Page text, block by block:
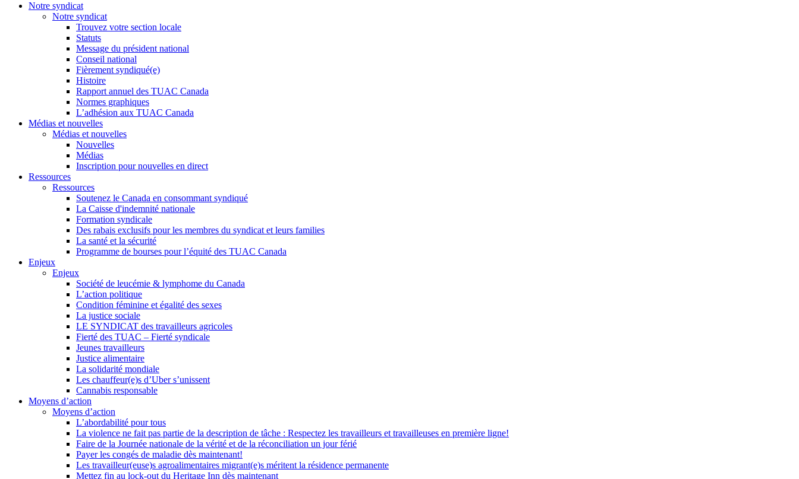
Notre syndicat
Notre syndicat
Trouvez votre section locale
Statuts
Message du président national
Conseil national
Fièrement syndiqué(e)
Histoire
Rapport annuel des TUAC Canada
Normes graphiques
L’adhésion aux TUAC Canada
Médias et nouvelles
Médias et nouvelles
Nouvelles
Médias
Inscription pour nouvelles en direct
Ressources
Ressources
Soutenez le Canada en consommant syndiqué
La Caisse d'indemnité nationale
Formation syndicale
Des rabais exclusifs pour les membres du syndicat et leurs families
La santé et la sécurité
Programme de bourses pour l’équité des TUAC Canada
Enjeux
Enjeux
Société de leucémie & lymphome du Canada
L’action politique
Condition féminine et égalité des sexes
La justice sociale
LE SYNDICAT des travailleurs agricoles
Fierté des TUAC – Fierté syndicale
Jeunes travailleurs
Justice alimentaire
La solidarité mondiale
Les chauffeur(e)s d’Uber s’unissent
Cannabis responsable
Moyens d’action
Moyens d’action
L’abordabilité pour tous
La violence ne fait pas partie de la description de tâche : Respectez les travailleurs et travailleuses en première ligne!
Faire de la Journée nationale de la vérité et de la réconciliation un jour férié
Payer les congés de maladie dès maintenant!
Les travailleur(euse)s agroalimentaires migrant(e)s méritent la résidence permanente
Mettez fin au lock-out du Heritage Inn dès maintenant